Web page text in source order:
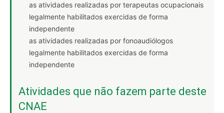
as atividades realizadas por terapeutas ocupacionais
legalmente habilitados exercidas de forma
independente
as atividades realizadas por fonoaudiólogos
legalmente habilitados exercidas de forma
independente
Atividades que não fazem parte deste
CNAE